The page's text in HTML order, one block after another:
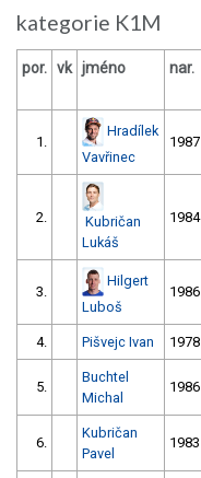
kategorie K1M
por. vk jméno nar.
1.
Hradílek
Vavřinec
1987
2.
Kubričan
Lukáš
1984
3.
Hilgert
Luboš
1986
4. Pišvejc Ivan 1978
5.
Buchtel
Michal
1986
6.
Kubričan
Pavel
1983